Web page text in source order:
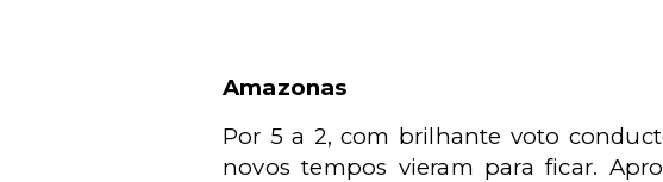
Amazonas
Por 5 a 2, com brilhante voto
novos tempos vieram para ficar.